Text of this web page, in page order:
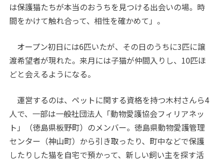
は保護猫たちが本当のおうちを見つける出会いの場。時
間をかけて触れ合って、相性を確かめて」。
オープン初日には6匹いたが、その日のうちに3匹に譲
渡希望者が現れた。来月には子猫が仲間入りし、10匹ほ
どと会えるようになる。
運営するのは、ペットに関する資格を持つ木村さんら4
人で、一部は一般社団法人「動物愛護協会フィリアネッ
ト」（徳島県板野町）のメンバー。徳島県動物愛護管理
センター（神山町）から引き取ったり、町中などで保護
したりした猫を自宅で預かって、新しい飼い主を探す活